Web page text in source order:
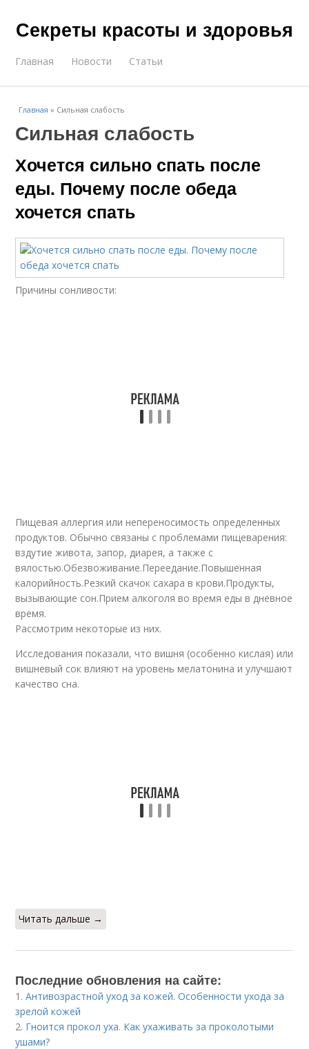
Секреты красоты и здоровья
Главная Новости Статьи
Главная » Сильная слабость
Сильная слабость
Хочется сильно спать после
еды. Почему после обеда
хочется спать
Причины сонливости:
Пищевая аллергия или непереносимость определенных
продуктов. Обычно связаны с проблемами пищеварения:
вздутие живота, запор, диарея, а также с
вялостью.Обезвоживание.Переедание.Повышенная
калорийность.Резкий скачок сахара в крови.Продукты,
вызывающие сон.Прием алкоголя во время еды в дневное
время.
Рассмотрим некоторые из них.
Исследования показали, что вишня (особенно кислая) или
вишневый сок влияют на уровень мелатонина и улучшают
качество сна.
Читать дальше →
Последние обновления на сайте:
1.Антивозрастной уход за кожей. Особенности ухода за
зрелой кожей
2. Гноится прокол уха. Как ухаживать за проколотыми
ушами?